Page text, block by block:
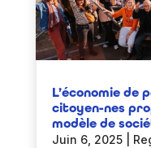
L’économie de
citoyen-nes
modèle de
Juin 6, 2025|